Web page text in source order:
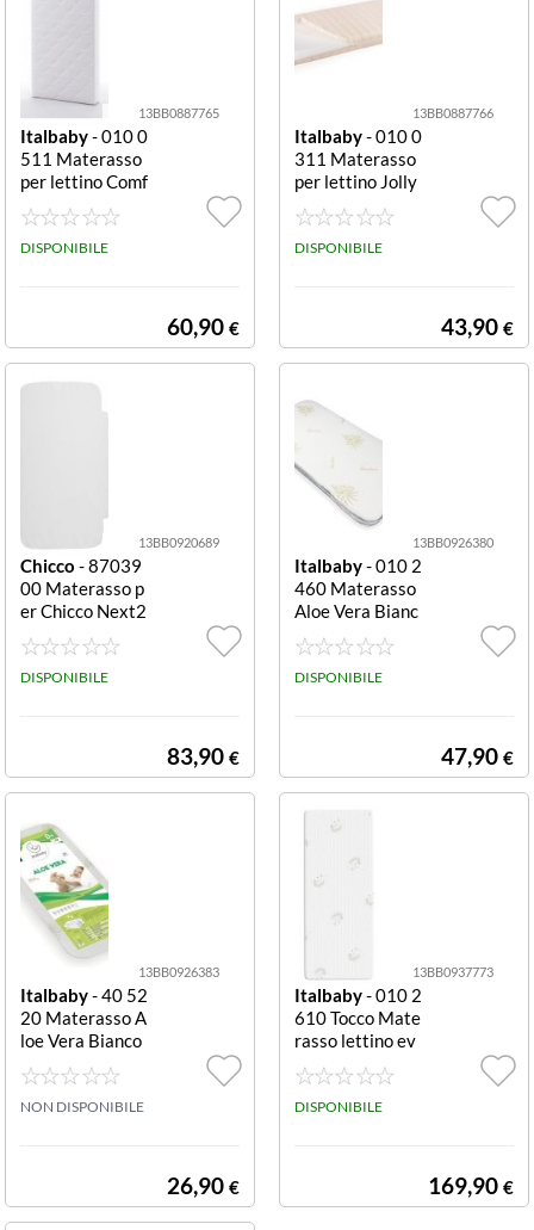
13BB0887765
Italbaby- 010 0
511 Materasso
per lettino Comf
ort Special anall
ergico anallergi
co 0+
DISPONIBILE
60,90 €
13BB0887766
Italbaby- 010 0
311 Materasso
per lettino Jolly
Plus anallergico
anallergico 0+
DISPONIBILE
43,90 €
13BB0920689
Chicco - 87039
00 Materasso p
er Chicco Next2
me Bianco Mate
rasso Chicco 06
87039 00 Bianc
DISPONIBILE
83,90 €
13BB0926380
Italbaby- 010 2
460 Materasso
Aloe Vera Bianc
o e Verde Aloe V
era
DISPONIBILE
47,90 €
13BB0926383
Italbaby- 40 52
20 Materasso A
loe Vera Bianco
e Verde Aloe Ve
ra
NON DISPONIBILE
26,90 €
13BB0937773
Italbaby- 010 2
610 Tocco Mate
rasso lettino ev
olutivo anallergi
co Materasso le
ttino Italbaby 0
DISPONIBILE
169,90 €